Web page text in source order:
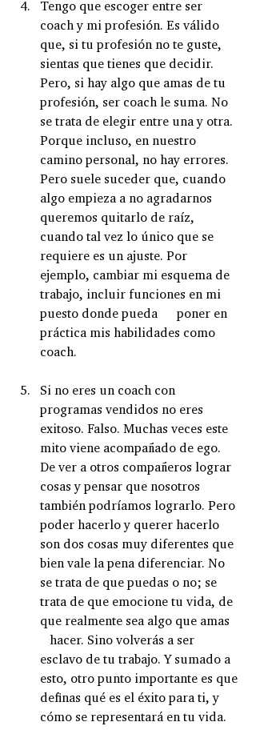
Tengo que escoger entre ser
coach y mi profesión. Es válido
que, si tu profesión no te guste,
sientas que tienes que decidir.
Pero, si hay algo que amas de tu
profesión, ser coach le suma. No
se trata de elegir entre una y otra.
Porque incluso, en nuestro
camino personal, no hay errores.
Pero suele suceder que, cuando
algo empieza a no agradarnos
queremos quitarlo de raíz,
cuando tal vez lo único que se
requiere es un ajuste. Por
ejemplo, cambiar mi esquema de
trabajo, incluir funciones en mi
puesto donde pueda      poner en
práctica mis habilidades como
coach.
Si no eres un coach con
programas vendidos no eres
exitoso. Falso. Muchas veces este
mito viene acompañado de ego.
De ver a otros compañeros lograr
cosas y pensar que nosotros
también podríamos lograrlo. Pero
poder hacerlo y querer hacerlo
son dos cosas muy diferentes que
bien vale la pena diferenciar. No
se trata de que puedas o no; se
trata de que emocione tu vida, de
que realmente sea algo que amas
   hacer. Sino volverás a ser
esclavo de tu trabajo. Y sumado a
esto, otro punto importante es que
definas qué es el éxito para ti, y
cómo se representará en tu vida.